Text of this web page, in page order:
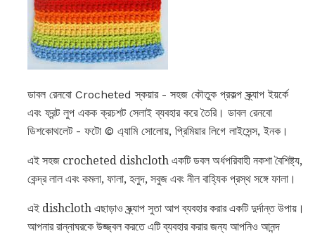
ডাবল রেনবো Crocheted স্কয়ার - সহজ কৌতুক প্রকল্প স্ক্র্যাপ ইয়র্কে
এবং ফ্রন্ট লুপ একক ক্রচশট সেলাই ব্যবহার করে তৈরি। ডাবল রেনবো
ডিশকোথলেট - ফটো © এ্যামি সোলোয়, প্রিমিয়ার লিগে লাইসেন্স, ইনক।
এই সহজ crocheted dishcloth একটি ডবল অর্ধপরিবাহী নকশা বৈশিষ্ট্য,
কেন্দ্র লাল এবং কমলা, ফালা, হলুদ, সবুজ এবং নীল বাহ্যিক প্রস্থ সঙ্গে ফালা।
এই dishcloth এছাড়াও স্ক্র্যাপ সুতা আপ ব্যবহার করার একটি দুর্দান্ত উপায়।
আপনার রান্নাঘরকে উজ্জ্বল করতে এটি ব্যবহার করার জন্য আপনিও আনন্দ